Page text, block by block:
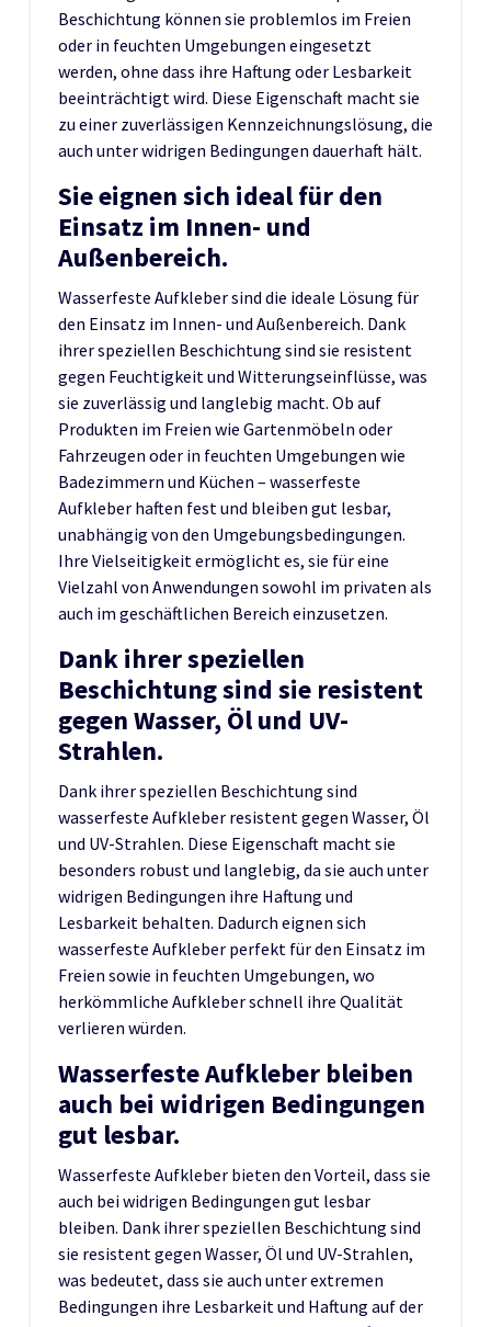
Beschichtung können sie problemlos im Freien
oder in feuchten Umgebungen eingesetzt
werden, ohne dass ihre Haftung oder Lesbarkeit
beeinträchtigt wird. Diese Eigenschaft macht sie
zu einer zuverlässigen Kennzeichnungslösung, die
auch unter widrigen Bedingungen dauerhaft hält.
Sie eignen sich ideal für den
Einsatz im Innen- und
Außenbereich.
Wasserfeste Aufkleber sind die ideale Lösung für
den Einsatz im Innen- und Außenbereich. Dank
ihrer speziellen Beschichtung sind sie resistent
gegen Feuchtigkeit und Witterungseinflüsse, was
sie zuverlässig und langlebig macht. Ob auf
Produkten im Freien wie Gartenmöbeln oder
Fahrzeugen oder in feuchten Umgebungen wie
Badezimmern und Küchen – wasserfeste
Aufkleber haften fest und bleiben gut lesbar,
unabhängig von den Umgebungsbedingungen.
Ihre Vielseitigkeit ermöglicht es, sie für eine
Vielzahl von Anwendungen sowohl im privaten als
auch im geschäftlichen Bereich einzusetzen.
Dank ihrer speziellen
Beschichtung sind sie resistent
gegen Wasser, Öl und UV-
Strahlen.
Dank ihrer speziellen Beschichtung sind
wasserfeste Aufkleber resistent gegen Wasser, Öl
und UV-Strahlen. Diese Eigenschaft macht sie
besonders robust und langlebig, da sie auch unter
widrigen Bedingungen ihre Haftung und
Lesbarkeit behalten. Dadurch eignen sich
wasserfeste Aufkleber perfekt für den Einsatz im
Freien sowie in feuchten Umgebungen, wo
herkömmliche Aufkleber schnell ihre Qualität
verlieren würden.
Wasserfeste Aufkleber bleiben
auch bei widrigen Bedingungen
gut lesbar.
Wasserfeste Aufkleber bieten den Vorteil, dass sie
auch bei widrigen Bedingungen gut lesbar
bleiben. Dank ihrer speziellen Beschichtung sind
sie resistent gegen Wasser, Öl und UV-Strahlen,
was bedeutet, dass sie auch unter extremen
Bedingungen ihre Lesbarkeit und Haftung auf der